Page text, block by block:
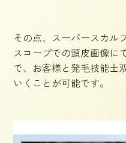
その点、スーパースカル
スコープでの頭皮画像に
で、お客様と発毛技能士
いくことが可能です。